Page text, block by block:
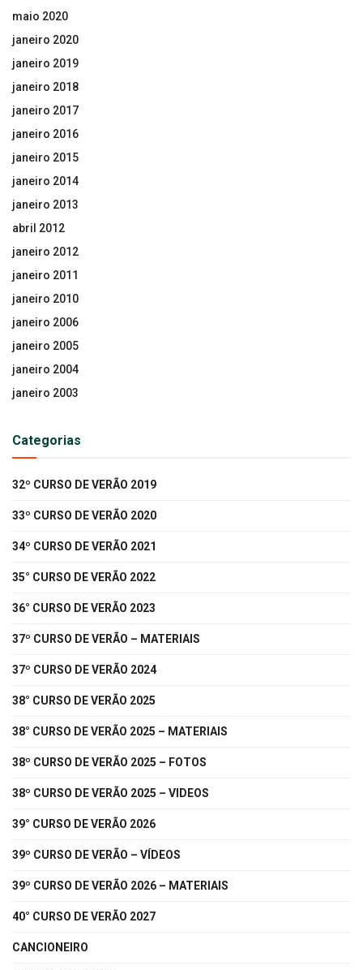
maio 2020
janeiro 2020
janeiro 2019
janeiro 2018
janeiro 2017
janeiro 2016
janeiro 2015
janeiro 2014
janeiro 2013
abril 2012
janeiro 2012
janeiro 2011
janeiro 2010
janeiro 2006
janeiro 2005
janeiro 2004
janeiro 2003
Categorias
32º CURSO DE VERÃO 2019
33º CURSO DE VERÃO 2020
34º CURSO DE VERÃO 2021
35° CURSO DE VERÃO 2022
36° CURSO DE VERÃO 2023
37º CURSO DE VERÃO – MATERIAIS
37º CURSO DE VERÃO 2024
38° CURSO DE VERÃO 2025
38° CURSO DE VERÃO 2025 – MATERIAIS
38º CURSO DE VERÃO 2025 – FOTOS
38º CURSO DE VERÃO 2025 – VIDEOS
39° CURSO DE VERÃO 2026
39º CURSO DE VERÃO – VÍDEOS
39º CURSO DE VERÃO 2026 – MATERIAIS
40° CURSO DE VERÃO 2027
CANCIONEIRO